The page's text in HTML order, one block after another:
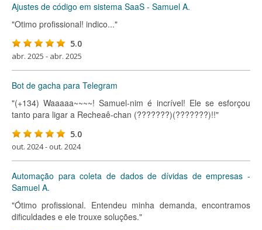
Ajustes de código em sistema SaaS - Samuel A.
"Otimo profissional! indico..."
5.0
abr. 2025 - abr. 2025
Bot de gacha para Telegram
"(+134) Waaaaa~~~~! Samuel-nim é incrível! Ele se esforçou
tanto para ligar a Recheaê-chan (???????)(???????)!!"
5.0
out. 2024 - out. 2024
Automação para coleta de dados de dívidas de empresas -
Samuel A.
"Ótimo profissional. Entendeu minha demanda, encontramos
dificuldades e ele trouxe soluções."